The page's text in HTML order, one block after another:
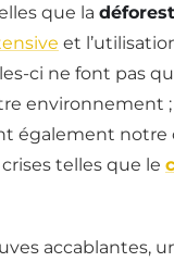
que la
et
ci ne font pas
environnement ;
également notre
telles que le
accablantes,